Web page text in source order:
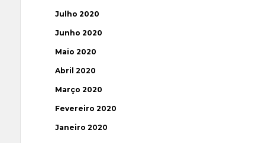
Julho 2020
Junho 2020
Maio 2020
Abril 2020
Março 2020
Fevereiro 2020
Janeiro 2020